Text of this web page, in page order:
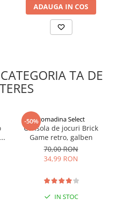
ADAUGA IN COS
TA DE
-50%gomadina Select
Consola de jocuri Brick
Game retro, galben
70,00 RON
34,99 RON
IN STOC